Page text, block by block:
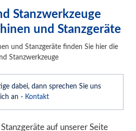
Stanzwerkzeuge
und Stanzgeräte
und Stanzgeräte finden Sie hier die
Stanzwerkzeuge
dabei, dann sprechen Sie uns
an - Kontakt
auf unserer Seite